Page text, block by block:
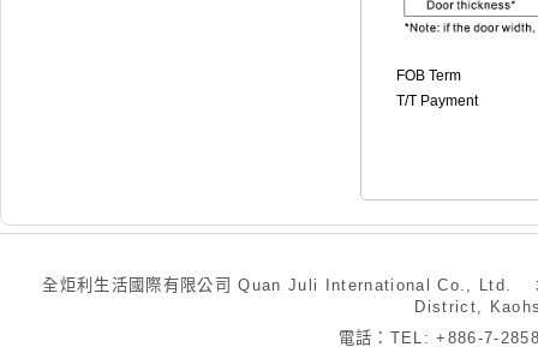
FOB Term
T/T Payment
全炬利生活國際有限公司 Quan Juli International Co., Ltd.
District,
電話：TEL: +886-7-